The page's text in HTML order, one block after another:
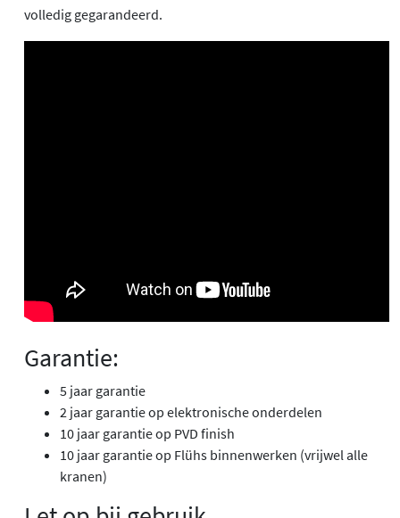
volledig gegarandeerd.
Garantie:
5 jaar garantie
2 jaar garantie op elektronische onderdelen
10 jaar garantie op PVD finish
10 jaar garantie op Flühs binnenwerken (vrijwel alle
kranen)